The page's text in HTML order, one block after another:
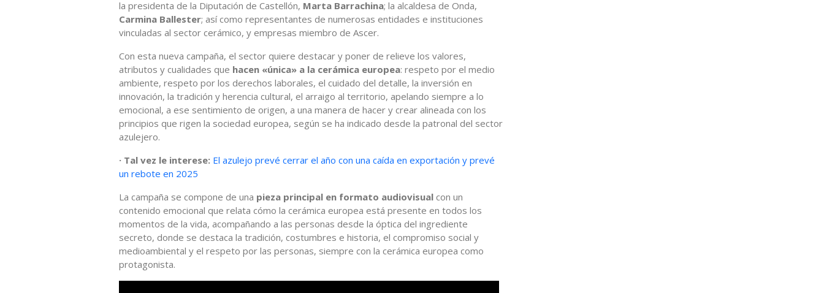
la presidenta de la Diputación de Castellón, Marta Barrachina; la alcaldesa de Onda,
Carmina Ballester; así como representantes de numerosas entidades e instituciones
vinculadas al sector cerámico, y empresas miembro de Ascer.
Con esta nueva campaña, el sector quiere destacar y poner de relieve los valores,
atributos y cualidades que hacen «única» a la cerámica europea: respeto por el medio
ambiente, respeto por los derechos laborales, el cuidado del detalle, la inversión en
innovación, la tradición y herencia cultural, el arraigo al territorio, apelando siempre a lo
emocional, a ese sentimiento de origen, a una manera de hacer y crear alineada con los
principios que rigen la sociedad europea, según se ha indicado desde la patronal del sector
azulejero.
· Tal vez le interese: El azulejo prevé cerrar el año con una caída en exportación y prevé
un rebote en 2025
La campaña se compone de una pieza principal en formato audiovisual con un
contenido emocional que relata cómo la cerámica europea está presente en todos los
momentos de la vida, acompañando a las personas desde la óptica del ingrediente
secreto, donde se destaca la tradición, costumbres e historia, el compromiso social y
medioambiental y el respeto por las personas, siempre con la cerámica europea como
protagonista.